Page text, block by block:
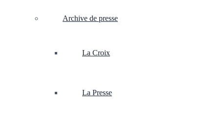
Archive de presse
La Croix
La Presse